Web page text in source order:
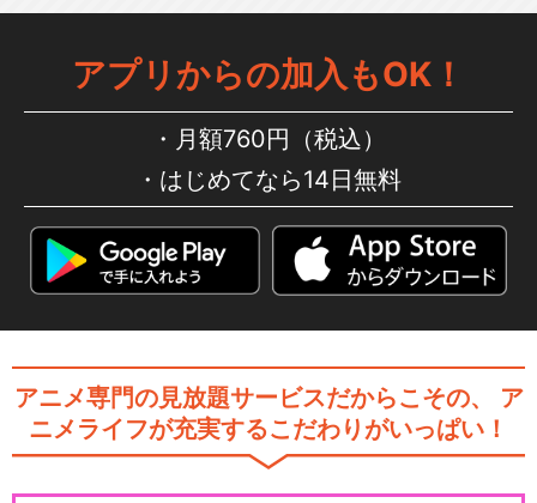
アプリからの加入もOK！
月額760円（税込）
はじめてなら14日無料
アニメ専門の見放題サービスだからこその、
ア
ニメライフが充実するこだわりがいっぱい！